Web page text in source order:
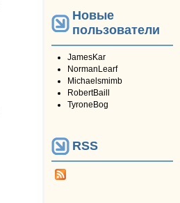
Новые
пользователи
JamesKar
NormanLearf
Michaelsmimb
RobertBaill
TyroneBog
RSS